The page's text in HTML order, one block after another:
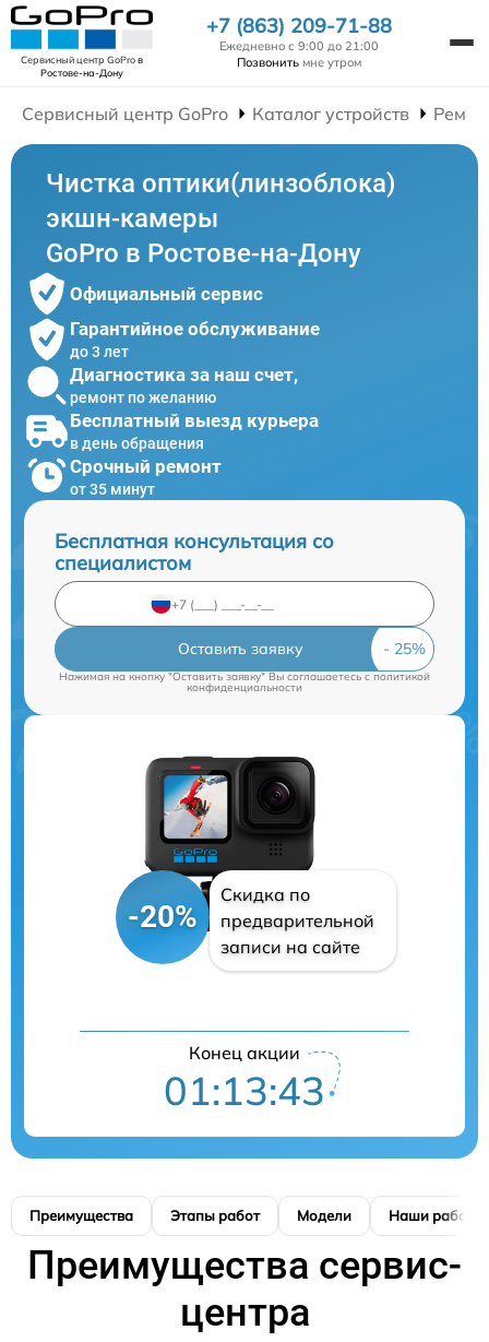
Сервисный центр GoProв
Ростове-на-Дону
+7 (863) 209-71-88
Ежедневно с 9:00 до 21:00
Позвонить мне утром
Сервисный центр GoPro Каталог устройств
Чистка оптики(линзоблока)
экшн-камеры
GoPro в Ростове-на-Дону
Официальный сервис
Гарантийное обслуживание
до 3 лет
Диагностика за наш счет,
ремонт по желанию
Бесплатный выезд курьера
в день обращения
Срочный ремонт
от 35 минут
Бесплатная консультация со
специалистом
Оставить заявку
Нажимая на кнопку "Оставить заявку" Вы соглашаетесь c политикой
конфиденциальности
-20%
Скидка по
предварительной
записи на сайте
Конец акции
01:13:42
Преимущества Этапы работ Модели Наши работы
Преимущества сервис-
центра